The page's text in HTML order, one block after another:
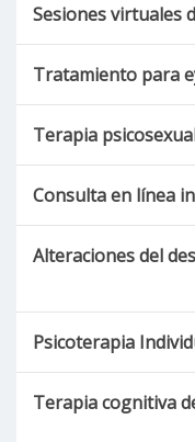
Sesiones virtuales
Tratamiento para
Terapia
Consulta en línea
Alteraciones del
Psicoterapia
Terapia cognitiva